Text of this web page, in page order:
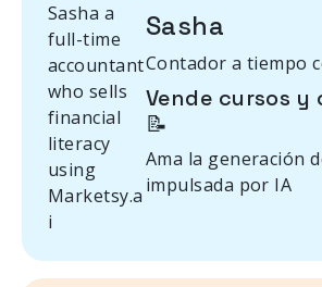
Sasha
Contador a tiempo
Vende cursos y
📝
Ama la generación
impulsada por IA